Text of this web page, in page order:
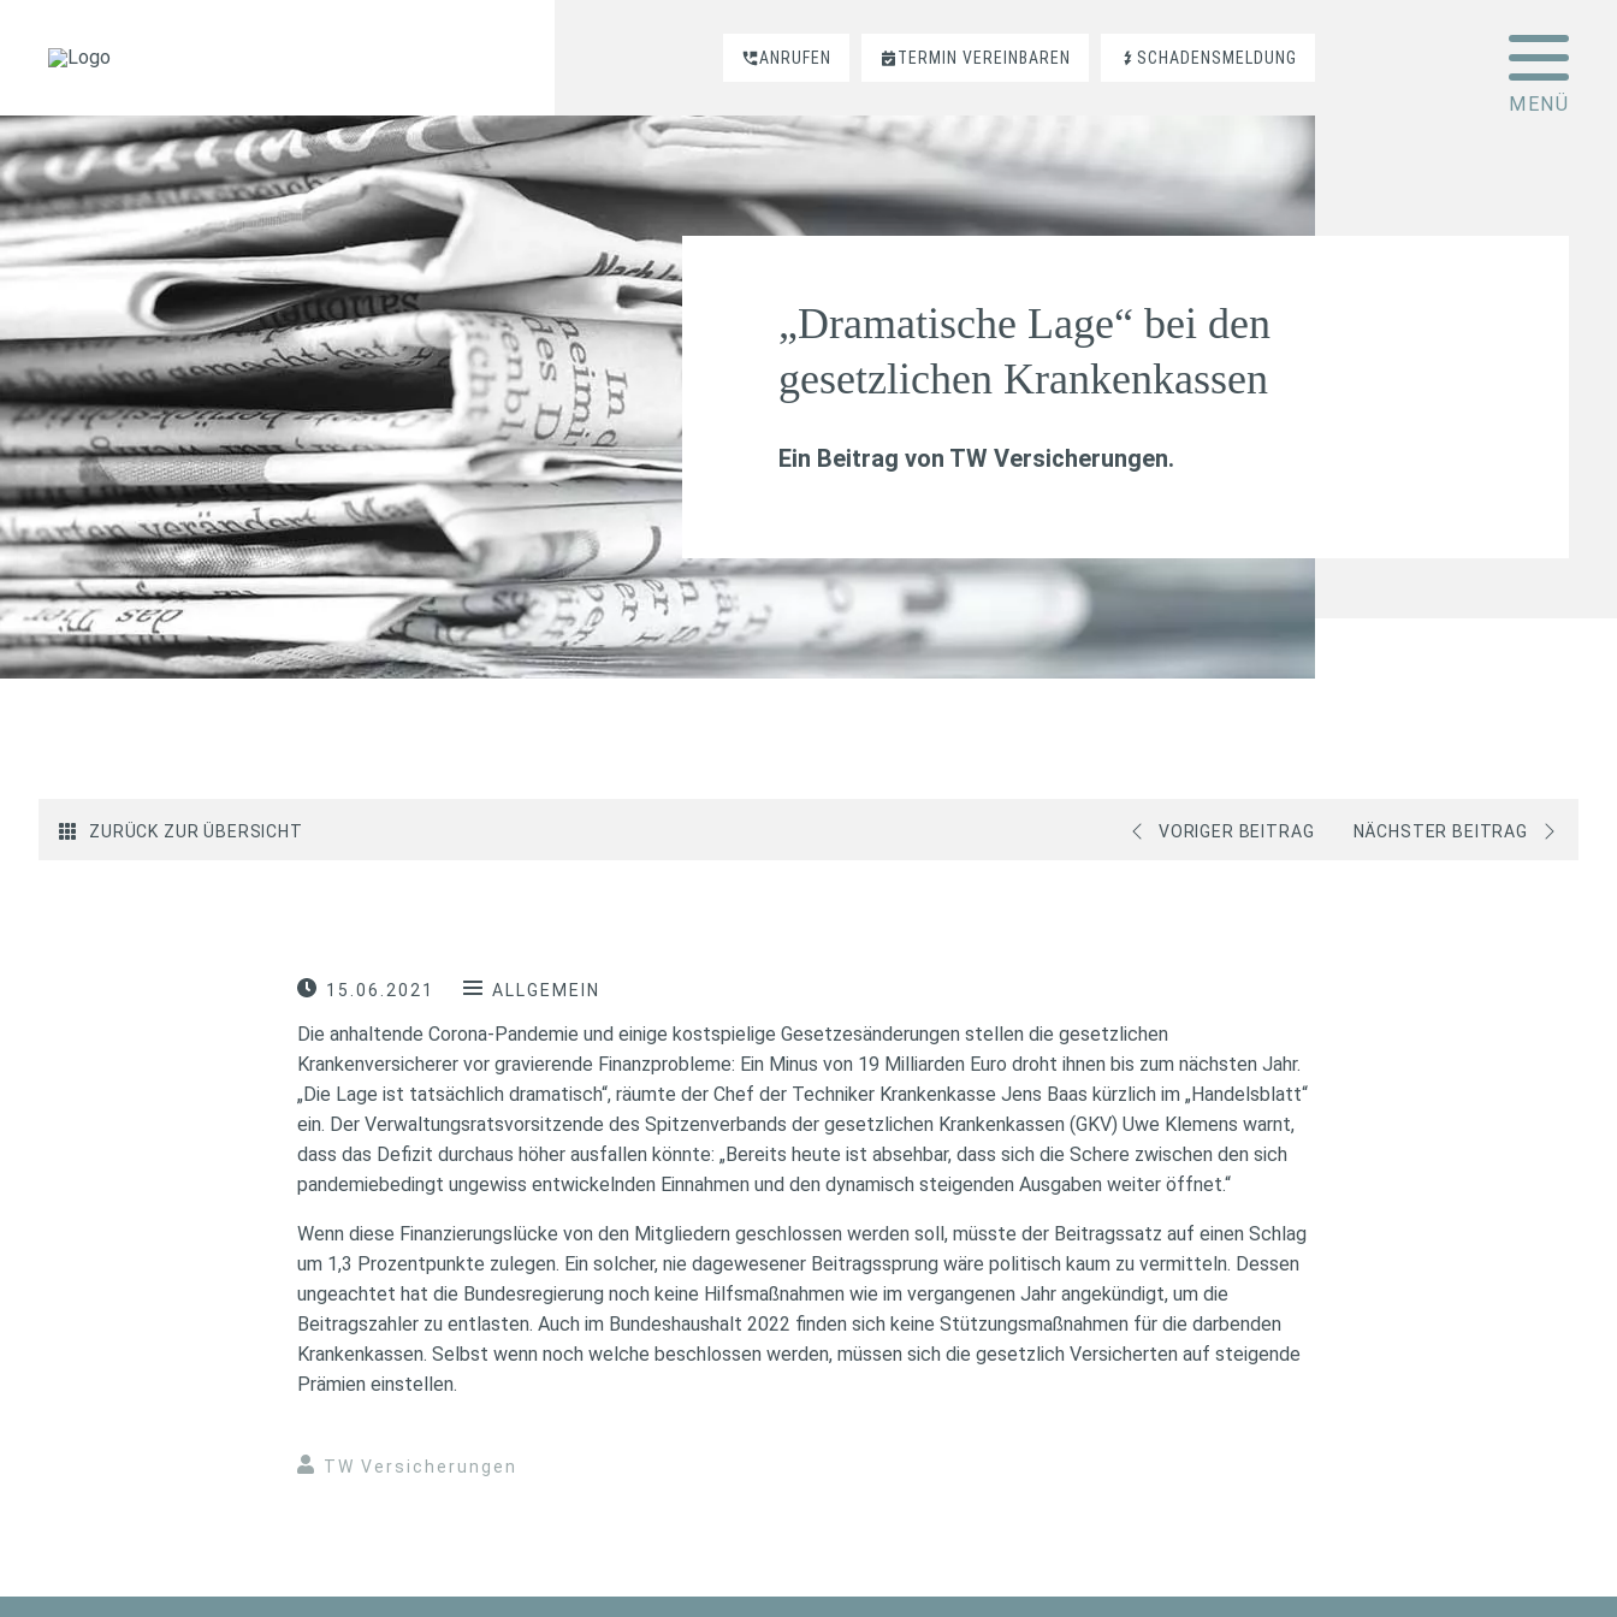
ANRUFEN TERMIN VEREINBAREN SCHADENSMELDUNG
„Dramatische Lage“ bei den
gesetzlichen Krankenkassen
Ein Beitrag von TW Versicherungen.
ZURÜCK ZUR ÜBERSICHT VORIGER BEITRAG NÄCHSTER BEITRAG
15.06.2021 ALLGEMEIN
Die anhaltende Corona-Pandemie und einige kostspielige Gesetzesänderungen stellen die gesetzlichen
Krankenversicherer vor gravierende Finanzprobleme: Ein Minus von 19 Milliarden Euro droht ihnen bis zum nächsten Jahr.
„Die Lage ist tatsächlich dramatisch“, räumte der Chef der Techniker Krankenkasse Jens Baas kürzlich im „Handelsblatt“
ein. Der Verwaltungsratsvorsitzende des Spitzenverbands der gesetzlichen Krankenkassen (GKV) Uwe Klemens warnt,
dass das Defizit durchaus höher ausfallen könnte: „Bereits heute ist absehbar, dass sich die Schere zwischen den sich
pandemiebedingt ungewiss entwickelnden Einnahmen und den dynamisch steigenden Ausgaben weiter öffnet.“
Wenn diese Finanzierungslücke von den Mitgliedern geschlossen werden soll, müsste der Beitragssatz auf einen Schlag
um 1,3 Prozentpunkte zulegen. Ein solcher, nie dagewesener Beitragssprung wäre politisch kaum zu vermitteln. Dessen
ungeachtet hat die Bundesregierung noch keine Hilfsmaßnahmen wie im vergangenen Jahr angekündigt, um die
Beitragszahler zu entlasten. Auch im Bundeshaushalt 2022 finden sich keine Stützungsmaßnahmen für die darbenden
Krankenkassen. Selbst wenn noch welche beschlossen werden, müssen sich die gesetzlich Versicherten auf steigende
Prämien einstellen.
TW Versicherungen